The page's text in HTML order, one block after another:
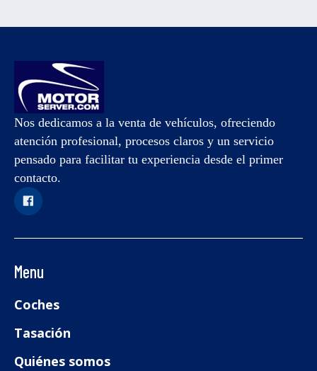
Nos dedicamos a la venta de vehículos, ofreciendo
atención profesional, procesos claros y un servicio
pensado para facilitar tu experiencia desde el primer
contacto.
Menu
Coches
Tasación
Quiénes somos